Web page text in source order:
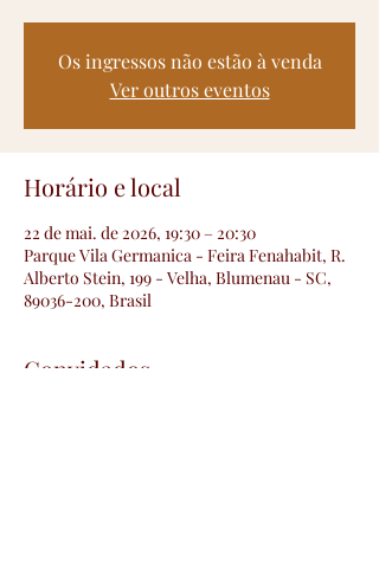
Os ingressos não estão à venda
Ver outros eventos
Horário e local
22 de mai. de 2026, 19:30 – 20:30
Parque Vila Germanica - Feira Fenahabit, R.
Alberto Stein, 199 - Velha, Blumenau - SC,
89036-200, Brasil
Convidados